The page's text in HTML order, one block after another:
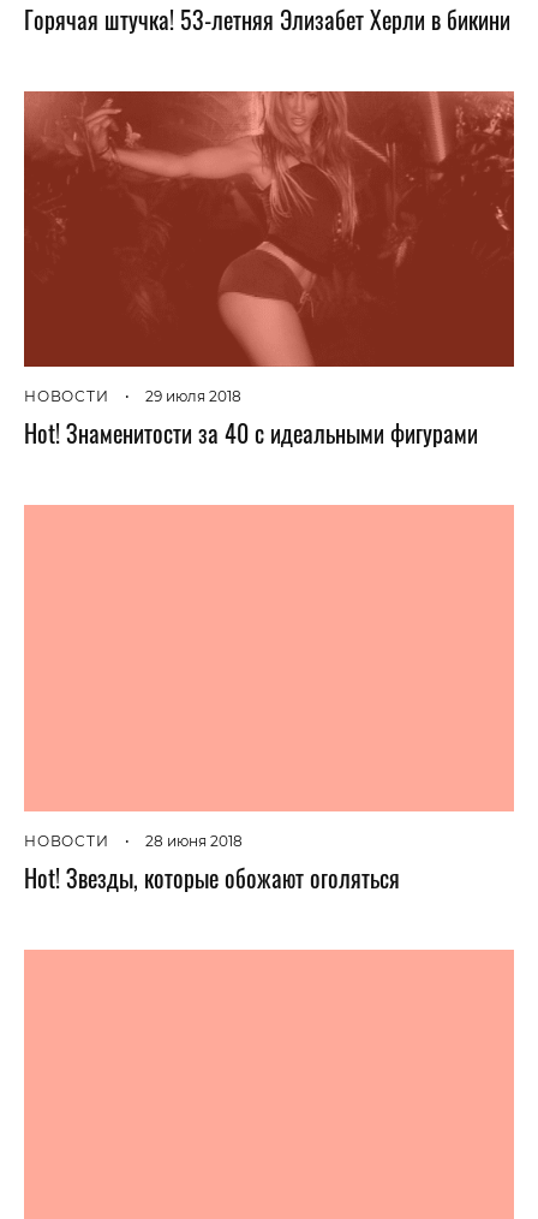
Горячая штучка! 53-летняя Элизабет Херли в бикини
НОВОСТИ • 29 июля 2018
Hot! Знаменитости за 40 с идеальными фигурами
НОВОСТИ • 28 июня 2018
Hot! Звезды, которые обожают оголяться